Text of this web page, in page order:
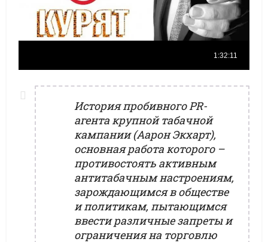
История пробивного PR-
агента крупной табачной
кампании (Аарон Экхарт),
основная работа которого –
противостоять активным
антитабачным настроениям,
зарождающимся в обществе
и политикам, пытающимся
ввести различные запреты и
ограничения на торговлю